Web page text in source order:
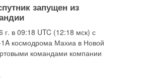
запущен из
г. в 09:18 UTC (12:18 мск) с
космодрома Махиа в Новой
командами компании